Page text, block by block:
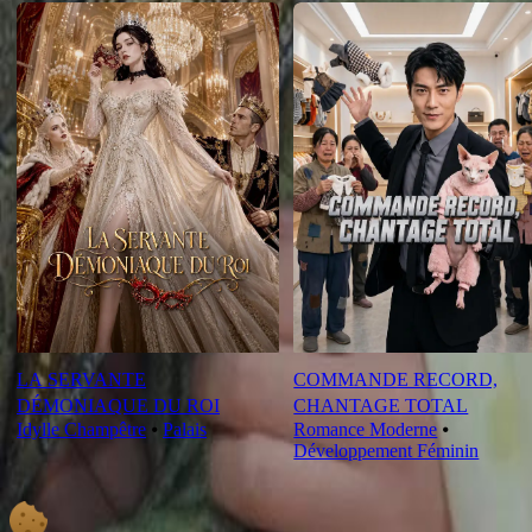
LA SERVANTE
DÉMONIAQUE DU ROI
Idylle Champêtre ⦁ Palais
COMMANDE RECORD,
CHANTAGE TOTAL
Romance Moderne ⦁
Développement Féminin